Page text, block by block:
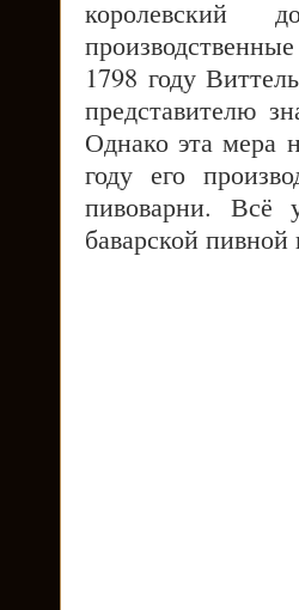
королевский
1798 году
представителю
Однако эта мера
году его
пивоварни. Всё
баварской пивной